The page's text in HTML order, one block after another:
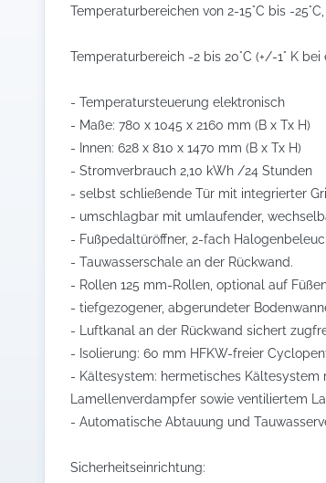
Temperaturbereichen von 2-15°C bis -25°C,
Temperaturbereich -2 bis 20°C (+/-1° K
- Temperatursteuerung elektronisch
- Maße: 780 x 1045 x 2160 mm (B x Tx H)
- Innen: 628 x 810 x 1470 mm (B x Tx H)
- Stromverbrauch 2,10 kWh /24 Stunden
- selbst schließende Tür mit integrierter
- umschlagbar mit umlaufender,
- Fußpedaltüröffner, 2-fach
- Tauwasserschale an der Rückwand.
- Rollen 125 mm-Rollen, optional auf
- tiefgezogener, abgerundeter
- Luftkanal an der Rückwand sichert
- Isolierung: 60 mm HFKW-freier
- Kältesystem: hermetisches
Lamellenverdampfer sowie ventiliertem
- Automatische Abtauung und
Sicherheitseinrichtung: